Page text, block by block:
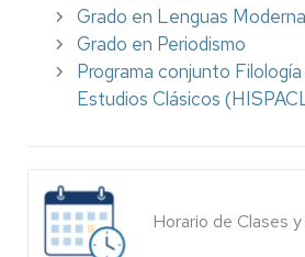
Grado en Lenguas
Grado en Periodismo
Programa conjunto
Estudios Clásicos
Horario de Clases